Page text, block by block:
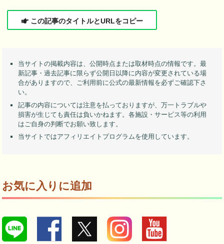
この記事のタイトルとURLをコピー
当サイトの掲載内容は、公開時点または取材時点の情報です。最
新記事・過去記事に限らず公開日以降に内容が変更されている場
合がありますので、ご利用前に公式の最新情報を必ずご確認下さ
い。
記事の内容については注意を払っておりますが、万一トラブルや
損害が生じても責任は負いかねます。各施設・サービス等の利用
はご自身の判断でお願い致します。
当サイトではアフィリエイトプログラムを使用しています。
お気に入りに追加